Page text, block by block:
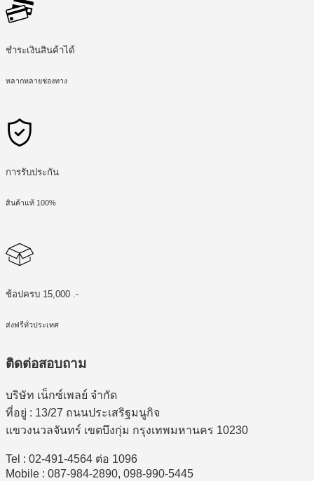
ชำระเงินสินค้าได้
หลากหลายช่องทาง
การรับประกัน
สินค้าแท้ 100%
ช้อปครบ 15,000 .-
ส่งฟรีทั่วประเทศ
ติดต่อสอบถาม
บริษัท เน็กซ์เพลย์ จำกัด
ที่อยู่ : 13/27 ถนนประเสริฐมนูกิจ
แขวงนวลจันทร์ เขตบึงกุ่ม กรุงเทพมหานคร 10230
Tel : 02-491-4564 ต่อ 1096
Mobile : 087-984-2890, 098-990-5445